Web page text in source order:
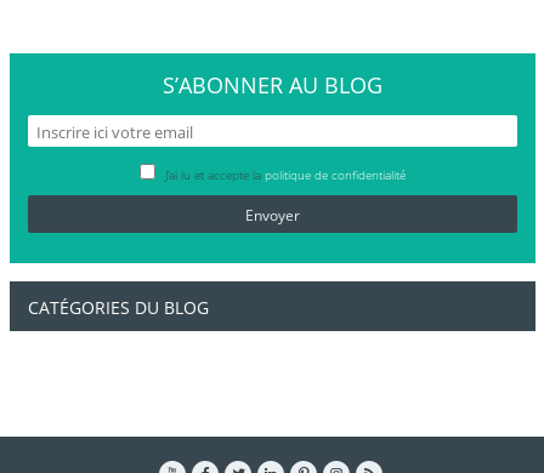
S’ABONNER AU BLOG
J’ai lu et accepte la politique de confidentialité
CATÉGORIES DU BLOG